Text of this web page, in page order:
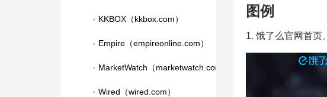
KKBOX（kkbox.com）
Empire（empireonline.com）
MarketWatch（marketwatch.com）
Wired（wired.com）
图例
1. 饿了么官网首页。